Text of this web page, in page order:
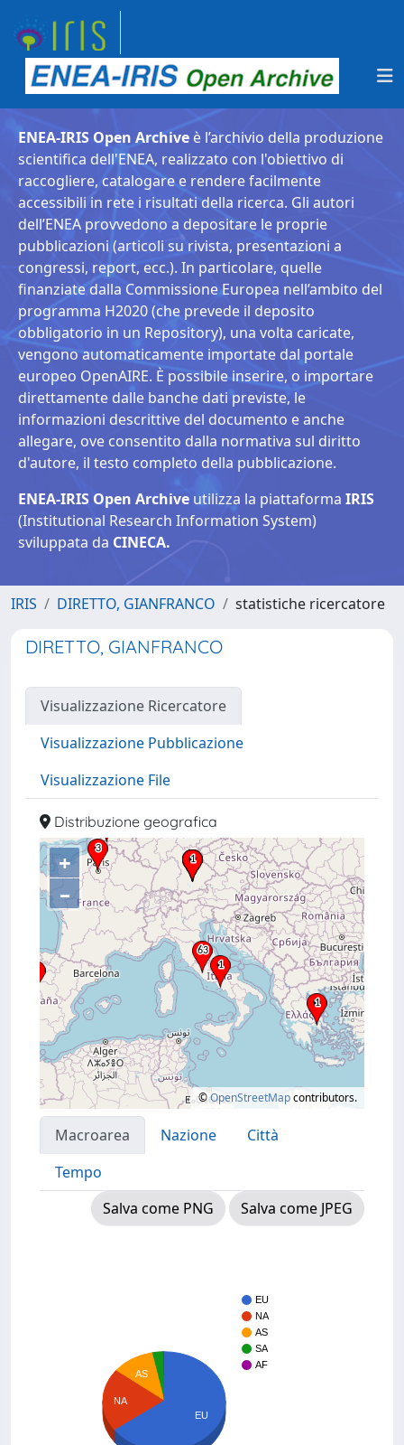
ENEA-IRIS Open Archive è l’archivio della produzione
scientifica dell'ENEA, realizzato con l'obiettivo di
raccogliere, catalogare e rendere facilmente
accessibili in rete i risultati della ricerca. Gli autori
dell’ENEA provvedono a depositare le proprie
pubblicazioni (articoli su rivista, presentazioni a
congressi, report, ecc.). In particolare, quelle
finanziate dalla Commissione Europea nell’ambito del
programma H2020 (che prevede il deposito
obbligatorio in un Repository), una volta caricate,
vengono automaticamente importate dal portale
europeo OpenAIRE. È possibile inserire, o importare
direttamente dalle banche dati previste, le
informazioni descrittive del documento e anche
allegare, ove consentito dalla normativa sul diritto
d'autore, il testo completo della pubblicazione.
ENEA-IRIS Open Archive utilizza la piattaforma IRIS
(Institutional Research Information System)
sviluppata da CINECA.
IRIS DIRETTO, GIANFRANCO statistiche ricercatore
DIRETTO, GIANFRANCO
Visualizzazione Ricercatore
Visualizzazione Pubblicazione
Visualizzazione File
Distribuzione geografica
+
–
©OpenStreetMapcontributors.
Macroarea Nazione
Città
Tempo
Salva come PNG
Salva come JPEG
EU
NA
AS
SA
AF
AS
NA
EU